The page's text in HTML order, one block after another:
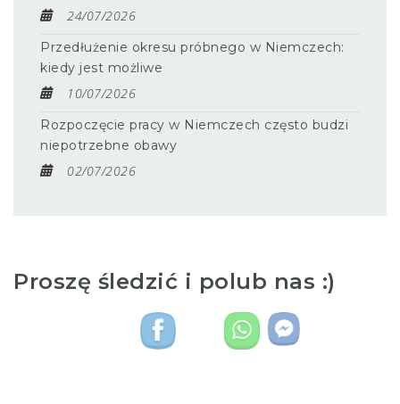
24/07/2026
Przedłużenie okresu próbnego w Niemczech:
kiedy jest możliwe
10/07/2026
Rozpoczęcie pracy w Niemczech często budzi
niepotrzebne obawy
02/07/2026
Proszę śledzić i polub nas :)